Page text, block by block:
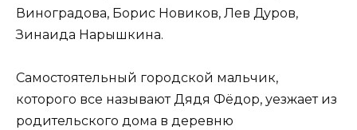
Виноградова, Борис Новиков, Лев Дуров,
Зинаида Нарышкина.
Самостоятельный городской мальчик,
которого все называют Дядя Фёдор, уезжает из
родительского дома в деревню